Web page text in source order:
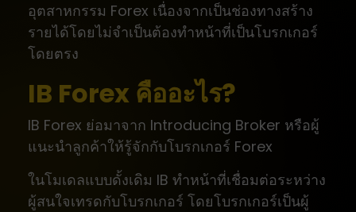
อุตสาหกรรม Forex เนื่องจากเป็นช่องทางสร้าง
รายได้โดยไม่จำเป็นต้องทำหน้าที่เป็นโบรกเกอร์
โดยตรง
IB Forex คืออะไร?
IB Forex ย่อมาจาก Introducing Broker หรือผู้
แนะนำลูกค้าให้รู้จักกับโบรกเกอร์ Forex
ในโมเดลแบบดั้งเดิม IB ทำหน้าที่เชื่อมต่อระหว่าง
ผู้สนใจเทรดกับโบรกเกอร์ โดยโบรกเกอร์เป็นผู้